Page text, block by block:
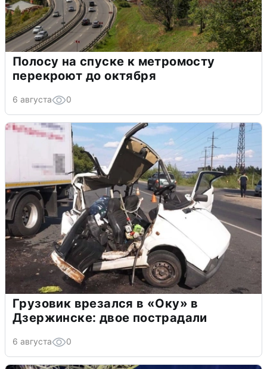
Полосу на спуске к метромосту
перекроют до октября
6 августа 0
Грузовик врезался в «Оку» в
Дзержинске: двое пострадали
6 августа 0